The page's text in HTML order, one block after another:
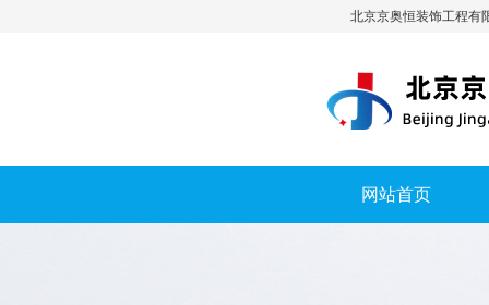
北京京奥恒装饰工程有
网站首页